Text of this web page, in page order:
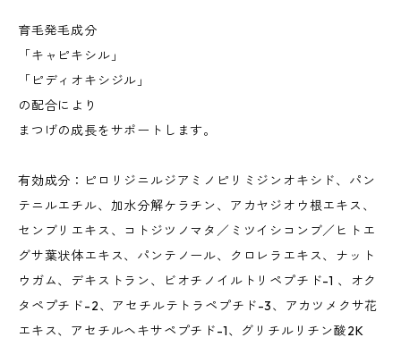
育毛発毛成分
「キャピキシル」
「ピディオキシジル」
の配合により
まつげの成長をサポートします。
有効成分：ピロリジニルジアミノピリミジンオキシド、パン
テニルエチル、加水分解ケラチン、アカヤジオウ根エキス、
センブリエキス、コトジツノマタ／ミツイシコンブ／ヒトエ
グサ葉状体エキス、パンテノール、クロレラエキス、ナット
ウガム、デキストラン、ビオチノイルトリペプチド-1 、オク
タペプチド-2、アセチルテトラペプチド-3、アカツメクサ花
エキス、アセチルヘキサペプチド-1、グリチルリチン酸2K